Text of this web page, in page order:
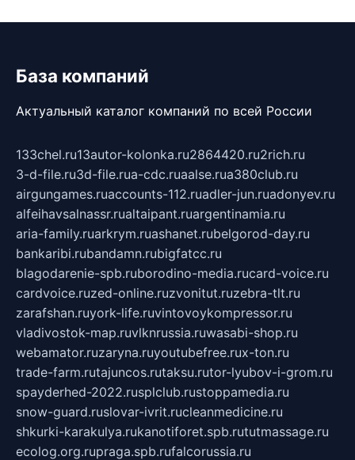
База компаний
Актуальный каталог компаний по всей России
133chel.ru13autor-kolonka.ru2864420.ru2rich.ru
3-d-file.ru3d-file.rua-cdc.ruaalse.rua380club.ru
airgungames.ruaccounts-112.ruadler-jun.ruadonyev.ru
alfeihavsalnassr.rualtaipant.ruargentinamia.ru
aria-family.ruarkrym.ruashanet.rubelgorod-day.ru
bankaribi.rubandamn.rubigfatcc.ru
blagodarenie-spb.ruborodino-media.rucard-voice.ru
cardvoice.ruzed-online.ruzvonitut.ruzebra-tlt.ru
zarafshan.ruyork-life.ruvintovoykompressor.ru
vladivostok-map.ruvlknrussia.ruwasabi-shop.ru
webamator.ruzaryna.ruyoutubefree.rux-ton.ru
trade-farm.rutajuncos.rutaksu.rutor-lyubov-i-grom.ru
spayderhed-2022.rusplclub.rustoppamedia.ru
snow-guard.ruslovar-ivrit.rucleanmedicine.ru
shkurki-karakulya.rukanotiforet.spb.rututmassage.ru
ecolog.org.rupraga.spb.rufalcorussia.ru